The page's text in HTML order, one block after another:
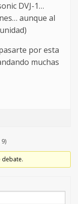
DVJ-1…
aunque al
por esta
muchas
debate.